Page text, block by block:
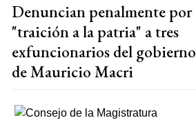
Denuncian penalmente por
"traición a la patria" a tres
exfuncionarios del gobierno
de Mauricio Macri